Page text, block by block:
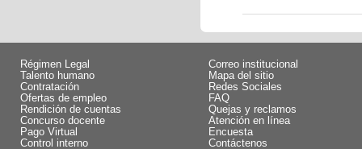
Régimen Legal
Talento humano
Contratación
Ofertas de empleo
Rendición de cuentas
Concurso docente
Pago Virtual
Control interno
Correo institucional
Mapa del sitio
Redes Sociales
FAQ
Quejas y reclamos
Atención en línea
Encuesta
Contáctenos